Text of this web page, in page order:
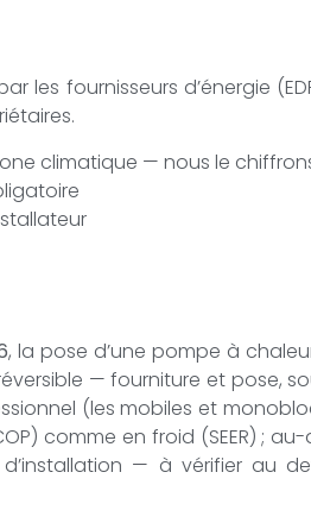
les fournisseurs d’énergie
climatique — nous le
, la pose d’une pompe à
— fourniture et pose,
(les mobiles et
comme en froid (SEER) ; au-
— à vérifier au